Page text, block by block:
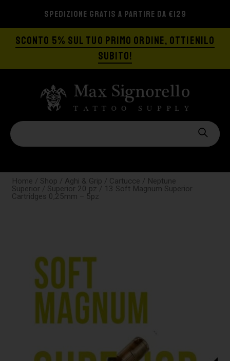
SPEDIZIONE GRATIS A PARTIRE DA €129
SCONTO 5% SUL TUO PRIMO ORDINE, OTTIENILO
SUBITO!
Home / Shop / Aghi & Grip / Cartucce / Neptune
Superior / Superior 20 pz / 13 Soft Magnum Superior
Cartridges 0,25mm – 5pz